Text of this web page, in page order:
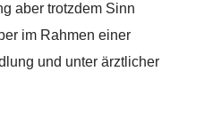
aber trotzdem Sinn
im Rahmen einer
und unter ärztlicher